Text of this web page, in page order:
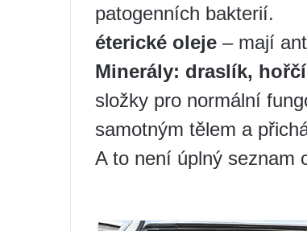
patogenních bakterií.
éterické oleje – mají
Minerály: draslík,
složky pro normální
samotným tělem a
A to není úplný seznam